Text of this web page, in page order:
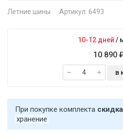
Летние шины Артикул: 6493
10-12 дней /
10 890
в
При покупке комплекта
хранение